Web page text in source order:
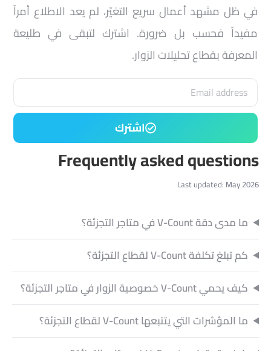
في ظل مشهد أعمال سريع التغيّر، لم يعد الاطلاع أمراً
مفيداً فحسب بل ضرورة. اشترك لتبقى في طليعة
المعرفة بقطاع تحليلات الزوار.
اشترك
Frequently asked questions
Last updated: May 2026
ما مدى دقة V-Count في متاجر التجزئة؟
كم تبلغ تكلفة V-Count لقطاع التجزئة؟
كيف يحمي V-Count خصوصية الزوار في متاجر التجزئة؟
ما المؤشرات التي يتتبعها V-Count لقطاع التجزئة؟